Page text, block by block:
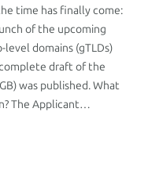
time has finally come:
of the upcoming
domains (gTLDs)
draft of the
was published. What
The Applicant…